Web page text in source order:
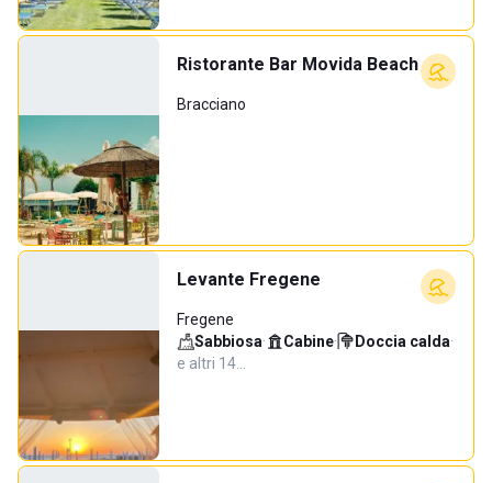
Ristorante Bar Movida Beach
Bracciano
Levante Fregene
Fregene
Sabbiosa· Cabine· Doccia calda·
e altri 14…